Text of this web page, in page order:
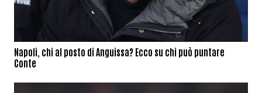
Napoli, chi al posto di Anguissa? Ecco su chi può puntare
Conte